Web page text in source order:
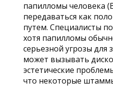
папилломы человека
передаваться как
путем. Специалисты
хотя папилломы
серьезной угрозы для
может вызывать
эстетические
что некоторые